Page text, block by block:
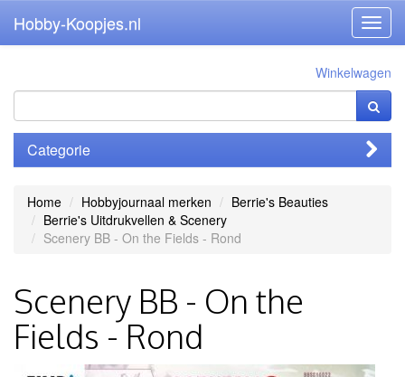
Hobby-Koopjes.nl
Winkelwagen
Categorie
Home Hobbyjournaal merken
Berrie's Beauties
Berrie's Uitdrukvellen & Scenery
Scenery BB - On the Fields - Rond
Scenery BB - On the
Fields - Rond